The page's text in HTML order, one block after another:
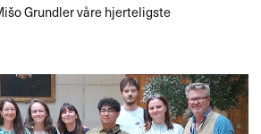
Grundler våre hjerteligste